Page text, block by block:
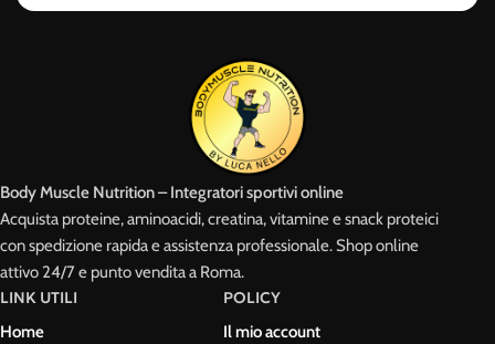
Body Muscle Nutrition – Integratori sportivi online
Acquista proteine, aminoacidi, creatina, vitamine e snack proteici
con spedizione rapida e assistenza professionale. Shop online
attivo 24/7 e punto vendita a Roma.
LINK UTILI
Home
POLICY
Il mio account